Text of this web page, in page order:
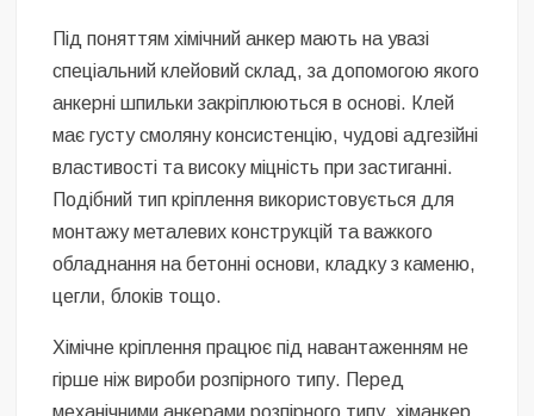
Під поняттям хімічний анкер мають на увазі
спеціальний клейовий склад, за допомогою якого
анкерні шпильки закріплюються в основі. Клей
має густу смоляну консистенцію, чудові адгезійні
властивості та високу міцність при застиганні.
Подібний тип кріплення використовується для
монтажу металевих конструкцій та важкого
обладнання на бетонні основи, кладку з каменю,
цегли, блоків тощо.
Хімічне кріплення працює під навантаженням не
гірше ніж вироби розпірного типу. Перед